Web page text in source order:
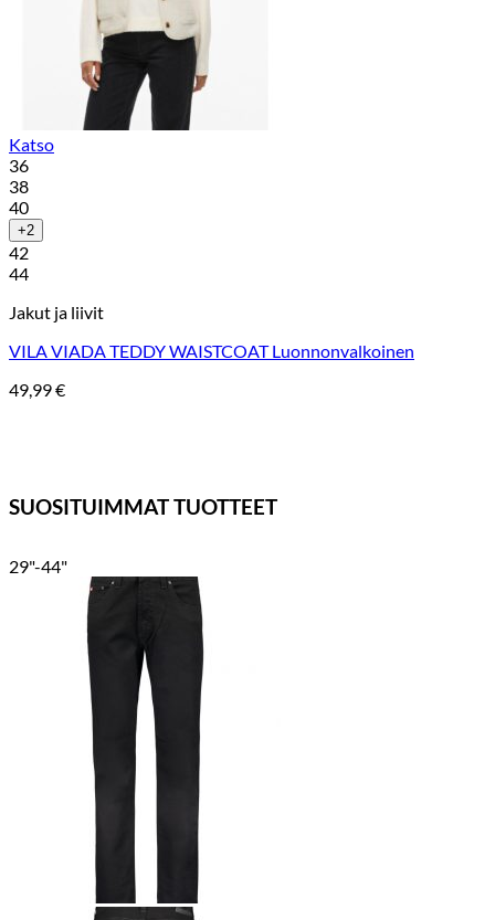
Katso
36
38
40
+2
42
44
Jakut ja liivit
VILA VIADA TEDDY WAISTCOAT Luonnonvalkoinen
49,99€
SUOSITUIMMAT TUOTTEET
29"-44"